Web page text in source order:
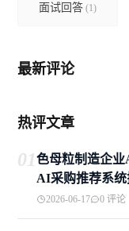
面试回答 (1)
最新评论
热评文章
01色母粒制造企
AI采购推荐系
2026-06-17 0 评论